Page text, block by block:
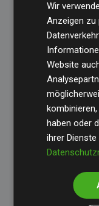
Alle
Standard
Anforderungen
Klimawirkung
Informationen
Sie hier.
Initiative
Wir
Anzeigen zu
Website
haben oder
ihrer